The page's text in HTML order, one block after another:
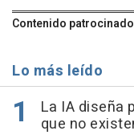
Contenido patrocinado
Lo más leído
La IA diseña
que no